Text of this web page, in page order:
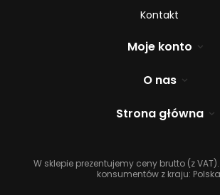
Kontakt
Moje konto
O nas
Strona główna
W sklepie prezentujemy ceny brutto (z VAT).
konsumentów z kraju: Polska